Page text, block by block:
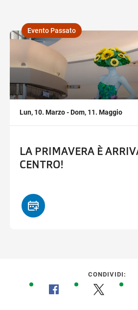
,
Evento Passato
Lun, 10. Marzo - Dom, 11. Maggio
LA PRIMAVERA È
CENTRO!
CONDIVIDI: